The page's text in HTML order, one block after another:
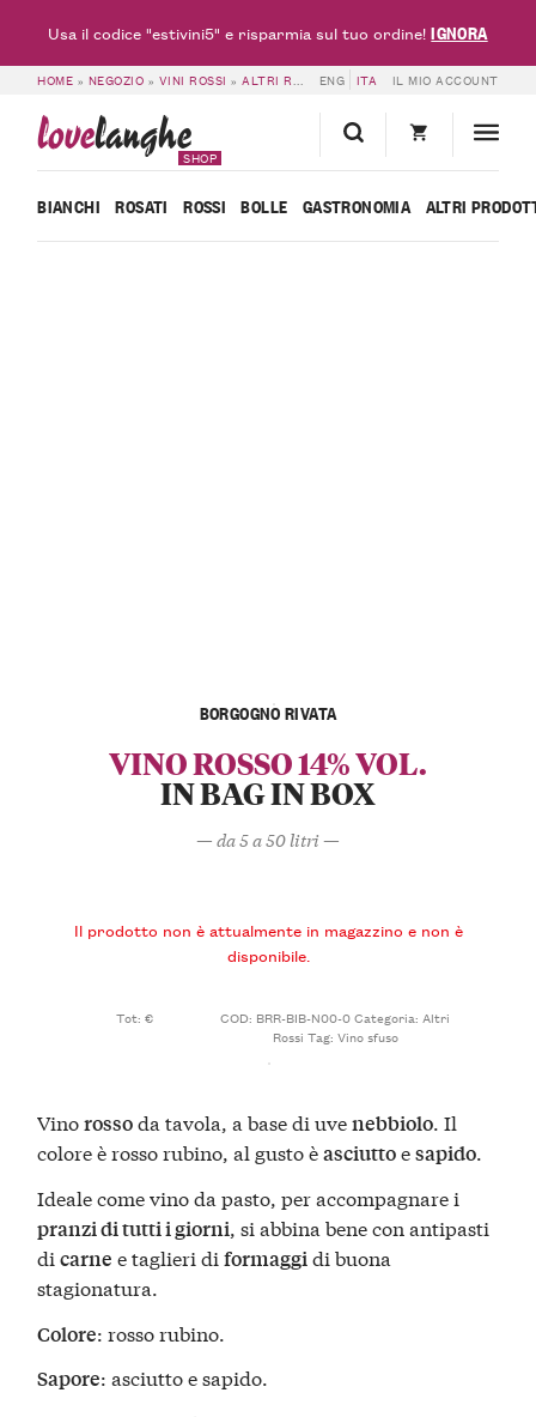
HOME » NEGOZIO » VINI ROSSI »ALTRI ROSSI »VINO ROSSO 14% VOL. – BAG
ENG ITA IL MIO ACCOUNT
lovelanghe
SHOP
BIANCHI ROSATI ROSSI BOLLE GASTRONOMIA ALTRI
BORGOGNO RIVATA
VINO ROSSO 14% VOL.
IN BAG IN BOX
— da 5 a 50 litri —
Il prodotto non è attualmente in magazzino e non è
disponibile.
Tot: € COD: BRR-BIB-N00-0Categoria:Altri
Rossi Tag: Vino sfuso
Vinorossoda tavola, a base di uvenebbiolo. Il
colore è rosso rubino, al gusto èasciuttoesapido.
Ideale come vino da pasto, per accompagnare i
pranzi di tutti i giorni, si abbina bene con antipasti
dicarne e taglieri diformaggidi buona
stagionatura.
Colore: rosso rubino.
Sapore: asciutto e sapido.
Usa il codice "estivini5" e risparmia sul tuo ordine!IGNORA